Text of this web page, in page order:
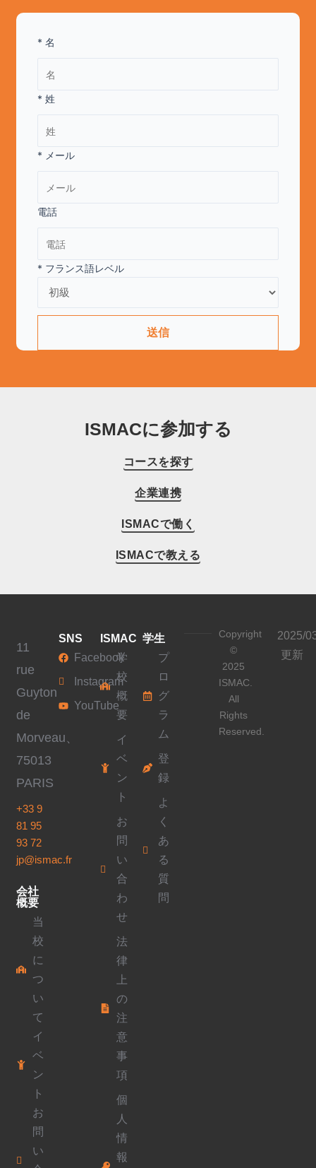
* 名
* 姓
* メール
電話
* フランス語レベル
ISMACに参加する
コースを探す
企業連携
ISMACで働く
ISMACで教える
11
rue
Guyton
de
Morveau、
75013
PARIS
+33 9
81 95
93 72
jp@ismac.fr
会社
概要
当
校
に
つ
い
て
イ
ベ
ン
ト
お
問
い
SNS
Facebook
Instagram
YouTube
ISMAC
学
校
概
要
イ
ベ
ン
ト
お
問
い
合
わ
せ
法
律
上
の
注
意
事
項
個
人
情
報
学生
プ
ロ
グ
ラ
ム
登
録
よ
く
あ
る
質
問
Copyright
©
2025
ISMAC.
All
Rights
Reserved.
2025/
更新